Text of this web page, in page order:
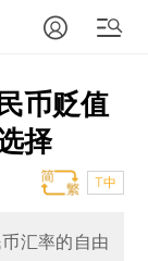
币贬值
择
T中
汇率的自由